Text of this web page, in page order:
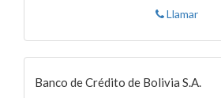
Llamar
Banco de Crédito de Bolivia S.A.